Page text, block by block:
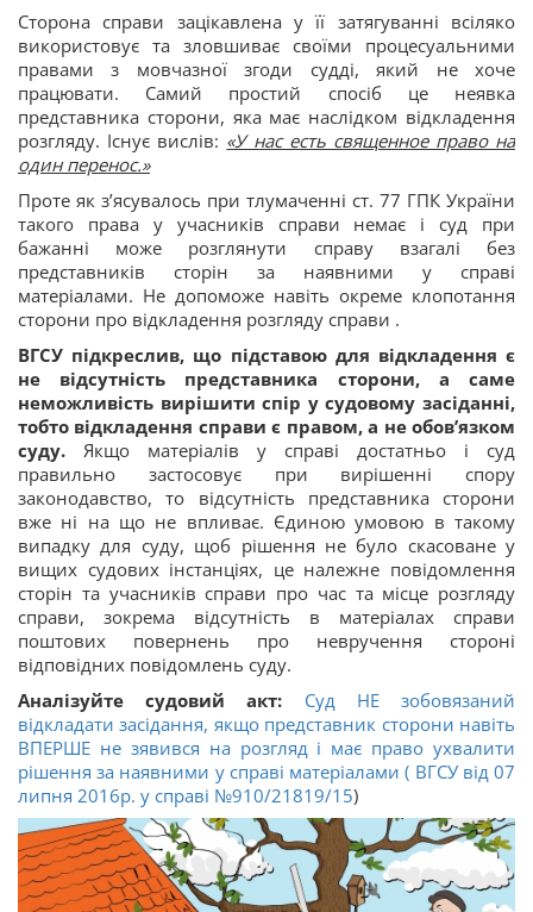
Сторона справи зацікавлена у її затягуванні всіляко
використовує та зловшиває своїми процесуальними
правами з мовчазної згоди судді, який не хоче
працювати. Самий простий спосіб це неявка
представника сторони, яка має наслідком відкладення
розгляду. Існує вислів: «У нас есть священное право на
один перенос.»
Проте як з’ясувалось при тлумаченні ст. 77 ГПК України
такого права у учасників справи немає і суд при
бажанні може розглянути справу взагалі без
представників сторін за наявними у справі
матеріалами. Не допоможе навіть окреме клопотання
сторони про відкладення розгляду справи .
ВГСУ підкреслив, що підставою для відкладення є
не відсутність представника сторони, а саме
неможливість вирішити спір у судовому засіданні,
тобто відкладення справи є правом, а не обов’язком
суду. Якщо матеріалів у справі достатньо і суд
правильно застосовує при вирішенні спору
законодавство, то відсутність представника сторони
вже ні на що не впливає. Єдиною умовою в такому
випадку для суду, щоб рішення не було скасоване у
вищих судових інстанціях, це належне повідомлення
сторін та учасників справи про час та місце розгляду
справи, зокрема відсутність в матеріалах справи
поштових повернень про невручення стороні
відповідних повідомлень суду.
Аналізуйте судовий акт: Суд НЕ зобовязаний
відкладати засідання, якщо представник сторони навіть
ВПЕРШЕ не зявився на розгляд і має право ухвалити
рішення за наявними у справі матеріалами ( ВГСУ від 07
липня 2016р. у справі №910/21819/15)